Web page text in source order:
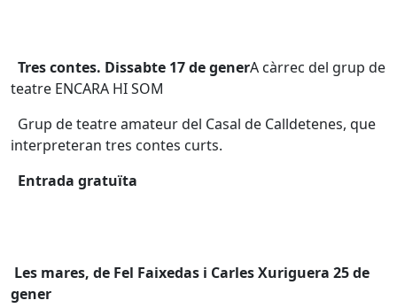
Tres contes. Dissabte 17 de generA càrrec del grup de
teatre ENCARA HI SOM
Grup de teatre amateur del Casal de Calldetenes, que
interpreteran tres contes curts.
Entrada gratuïta
Les mares, de Fel Faixedas i Carles Xuriguera 25 de
gener